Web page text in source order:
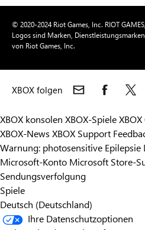
© 2020-2024 Riot Games, Inc. RIOT
Logos sind Marken,
von Riot Games, Inc.
XBOX folgen
XBOX konsolen XBOX-SpieleXBOX
XBOX-News XBOX Support
Warnung: photosensitive Epilepsie
Microsoft-Konto Microsoft Store-
Sendungsverfolgung
Spiele
Deutsch (Deutschland)
Ihre Datenschutzoptionen